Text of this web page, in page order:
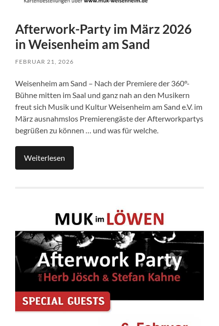
Afterwork-Party im März 2026
in Weisenheim am Sand
FEBRUAR 21, 2026
Weisenheim am Sand – Nach der Premiere der 360°-
Bühne mitten im Saal und ganz nah an den Musikern
freut sich Musik und Kultur Weisenheim am Sand e.V. im
März ausnahmslos Premierengäste der Afterworkpartys
begrüßen zu können … und was für welche.
Weiterlesen